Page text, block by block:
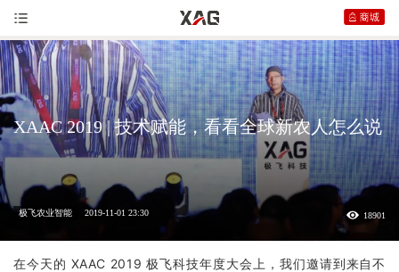
XAAC 2019 | 技术赋能，看看全球新农人怎么说
极飞农业智能 2019-11-01 23:30 18901
在今天的 XAAC 2019极飞科技年度大会上，我们邀请到来自不